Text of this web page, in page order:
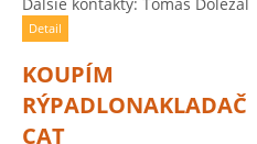
Detail
KOUPÍM
RÝPADLONAKLADAČ
CAT